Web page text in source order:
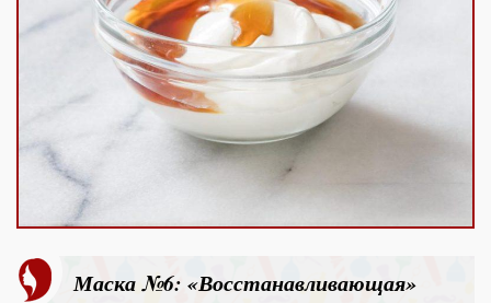
Маска №6: «Восстанавливающая»